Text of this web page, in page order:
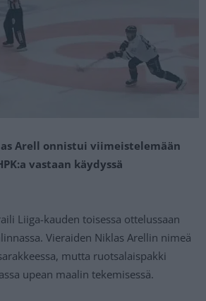
Arell onnistui viimeistelemään
vastaan käydyssä
Liiga-kauden toisessa ottelussaan
Vieraiden Niklas Arellin nimeä
mutta ruotsalaispakki
upean maalin tekemisessä.